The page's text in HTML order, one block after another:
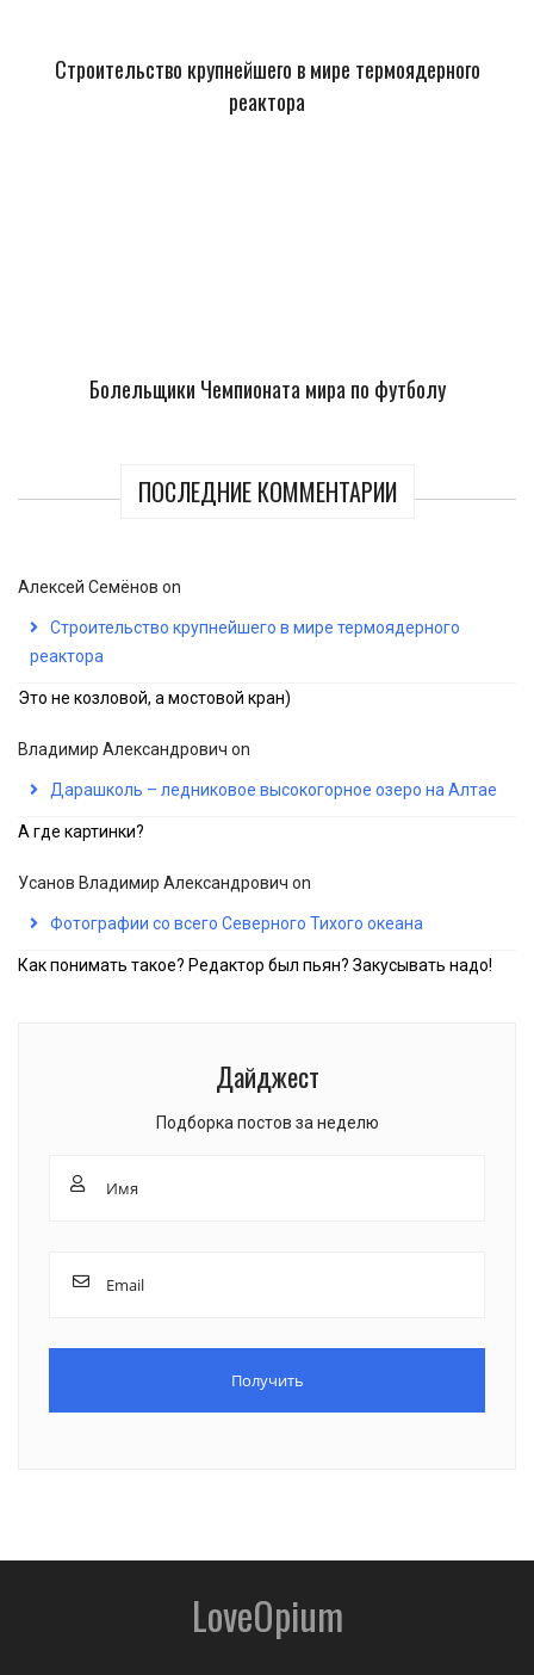
Строительство крупнейшего в мире термоядерного
реактора
Болельщики Чемпионата мира по футболу
ПОСЛЕДНИЕ КОММЕНТАРИИ
Алексей Семёнов on
Строительство крупнейшего в мире термоядерного
реактора
Это не козловой, а мостовой кран)
Владимир Александрович on
Дарашколь – ледниковое высокогорное озеро на Алтае
А где картинки?
Усанов Владимир Александрович on
Фотографии со всего Северного Тихого океана
Как понимать такое? Редактор был пьян? Закусывать надо!
Дайджест
Подборка постов за неделю
LoveOpium